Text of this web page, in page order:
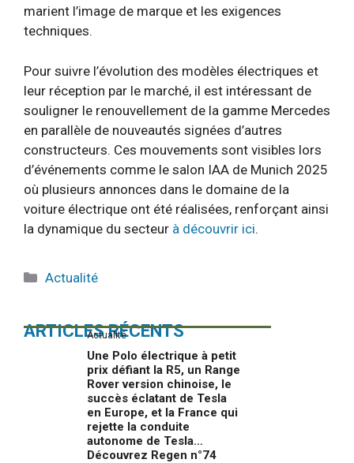
marient l’image de marque et les exigences
techniques.
Pour suivre l’évolution des modèles électriques et
leur réception par le marché, il est intéressant de
souligner le renouvellement de la gamme Mercedes
en parallèle de nouveautés signées d’autres
constructeurs. Ces mouvements sont visibles lors
d’événements comme le salon IAA de Munich 2025
où plusieurs annonces dans le domaine de la
voiture électrique ont été réalisées, renforçant ainsi
la dynamique du secteur à découvrir ici.
Catégories
Actualité
ARTICLES RÉCENTS
Actualité
Une Polo électrique à petit
prix défiant la R5, un Range
Rover version chinoise, le
succès éclatant de Tesla
en Europe, et la France qui
rejette la conduite
autonome de Tesla…
Découvrez Regen n°74